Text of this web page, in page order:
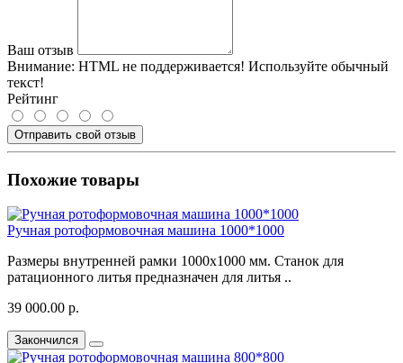
Ваш отзыв
Внимание: HTML не поддерживается! Используйте обычный
текст!
Рейтинг
Отправить свой отзыв
Похожие товары
Ручная ротоформовочная машина 1000*1000
Размеры внутренней рамки 1000х1000 мм. Станок для
ратационного литья предназначен для литья ..
39 000.00 р.
Закончился